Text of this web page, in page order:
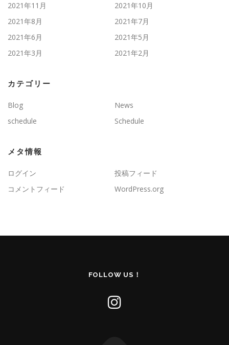
2021年11月
2021年10月
2021年8月
2021年7月
2021年6月
2021年5月
2021年3月
2021年2月
カテゴリー
Blog
News
schedule
Schedule
メタ情報
ログイン
投稿フィード
コメントフィード
WordPress.org
FOLLOW US！